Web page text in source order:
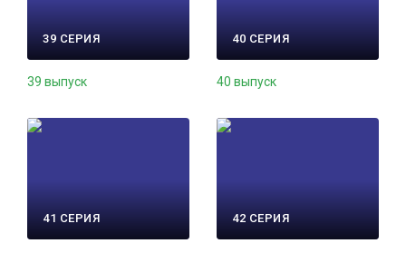
39 СЕРИЯ
39 выпуск
40 СЕРИЯ
40 выпуск
41 СЕРИЯ 42 СЕРИЯ